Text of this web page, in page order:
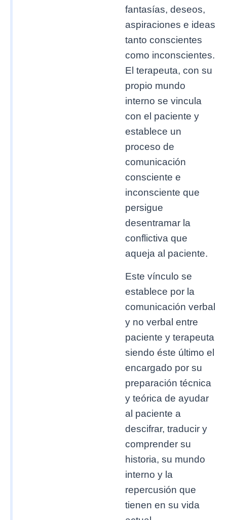
fantasías, deseos,
aspiraciones e ideas
tanto conscientes
como inconscientes.
El terapeuta, con su
propio mundo
interno se vincula
con el paciente y
establece un
proceso de
comunicación
consciente e
inconsciente que
persigue
desentramar la
conflictiva que
aqueja al paciente.
Este vínculo se
establece por la
comunicación verbal
y no verbal entre
paciente y terapeuta
siendo éste último el
encargado por su
preparación técnica
y teórica de ayudar
al paciente a
descifrar, traducir y
comprender su
historia, su mundo
interno y la
repercusión que
tienen en su vida